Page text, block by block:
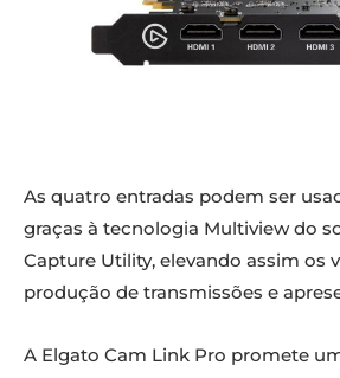
As quatro entradas podem ser
graças à tecnologia Multiview do
Capture Utility, elevando assim os
produção de transmissões e
A Elgato Cam Link Pro promete